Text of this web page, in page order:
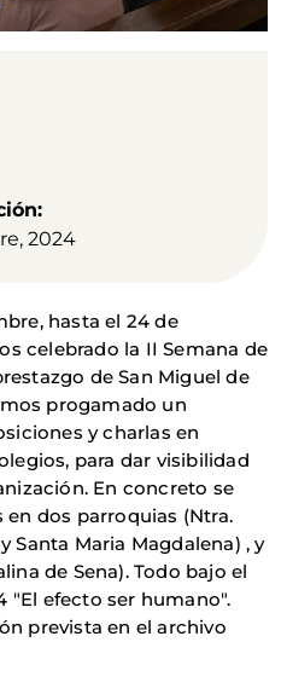
2024
hasta el 24 de
celebrado la II Semana de
de San Miguel de
progamado un
y charlas en
para dar visibilidad
En concreto se
dos parroquias (Ntra.
Santa Maria Magdalena) , y
de Sena). Todo bajo el
"El efecto ser humano".
prevista en el archivo